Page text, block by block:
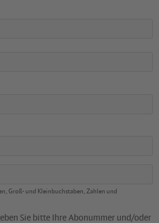
Groß- und Kleinbuchstaben, Zahlen und
Sie bitte Ihre Abonummer und/oder